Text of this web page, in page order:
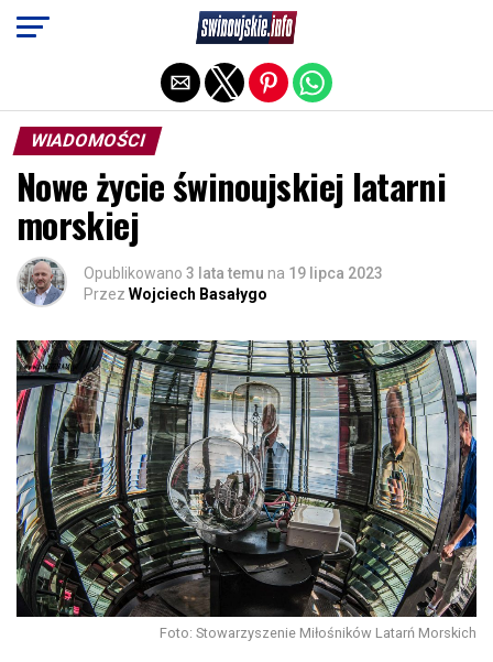
WIADOMOŚCI
Nowe życie świnoujskiej latarni
morskiej
Opublikowano 3 lata temu na 19 lipca 2023
Przez Wojciech Basałygo
Foto: Stowarzyszenie Miłośników Latarń Morskich
Exit mobile version